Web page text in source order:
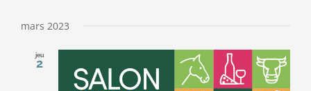
mars 2023
jeu
2